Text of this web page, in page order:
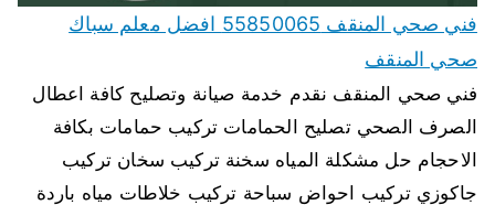
فني صحي المنقف 55850065 افضل معلم سباك
صحي المنقف
فني صحي المنقف نقدم خدمة صيانة وتصليح كافة اعطال
الصرف الصحي تصليح الحمامات تركيب حمامات بكافة
الاحجام حل مشكلة المياه سخنة تركيب سخان تركيب
جاكوزي تركيب احواض سباحة تركيب خلاطات مياه باردة